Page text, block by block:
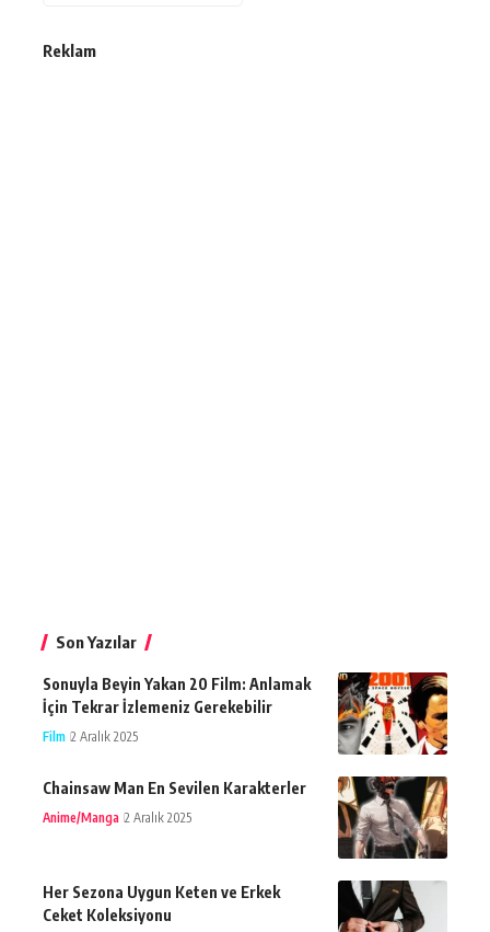
Reklam
Son Yazılar
Sonuyla Beyin Yakan 20 Film: Anlamak
İçin Tekrar İzlemeniz Gerekebilir
Film 2 Aralık 2025
Chainsaw Man En Sevilen Karakterler
Anime/Manga 2 Aralık 2025
Her Sezona Uygun Keten ve Erkek
Ceket Koleksiyonu